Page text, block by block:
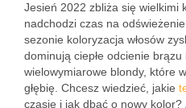
Jesień 2022 zbliża się wielkimi
nadchodzi czas na
sezonie koloryzacja włosów
dominują ciepłe odcienie
wielowymiarowe blondy, które
głębię. Chcesz wiedzieć, jakie
czasie i jak dbać o nowy